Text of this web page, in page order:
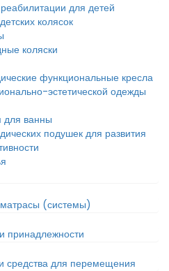
для детей
колясок
коляски
функциональные кресла
эстетической одежды
для ванны
подушек для развития
(системы)
принадлежности
средства для перемещения